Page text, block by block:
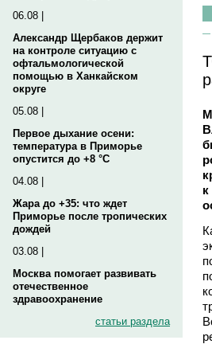
06.08 |
Александр Щербаков держит
на контроле ситуацию с
офтальмологической
помощью в Ханкайском
округе
05.08 |
Первое дыхание осени:
температура в Приморье
опустится до +8 °C
04.08 |
Жара до +35: что ждет
Приморье после тропических
дождей
03.08 |
Москва помогает развивать
отечественное
здравоохранение
статьи раздела